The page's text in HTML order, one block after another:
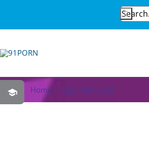
Search
for:
Home Tag:Creatividad